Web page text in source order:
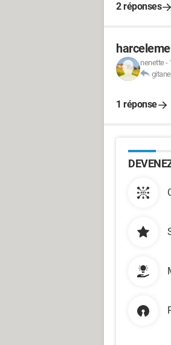
2 réponses
nenette-
1 réponse